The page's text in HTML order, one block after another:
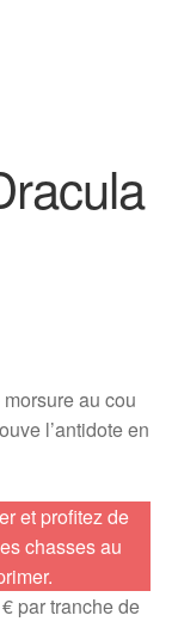
au cou
l’antidote en
et profitez de
chasses au
par tranche de